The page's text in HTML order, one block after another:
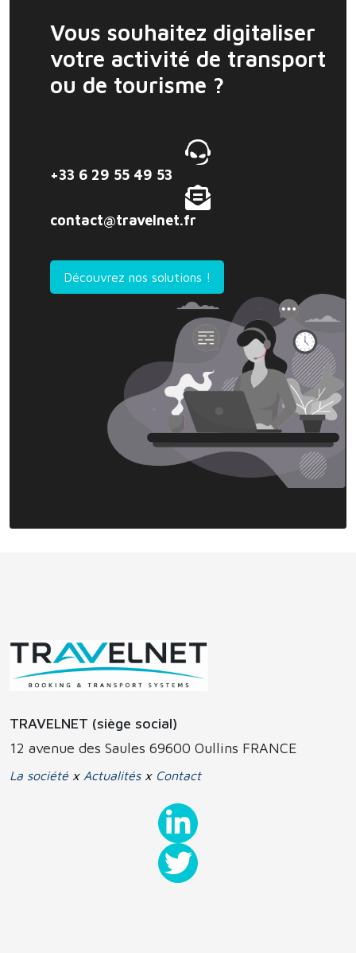
Vous souhaitez digitaliser
votre activité de transport
ou de tourisme ?
+33 6 29 55 49 53
contact@travelnet.fr
Découvrez nos solutions !
TRAVELNET (siège social)
12 avenue des Saules 69600 Oullins FRANCE
La société x Actualitésx Contact